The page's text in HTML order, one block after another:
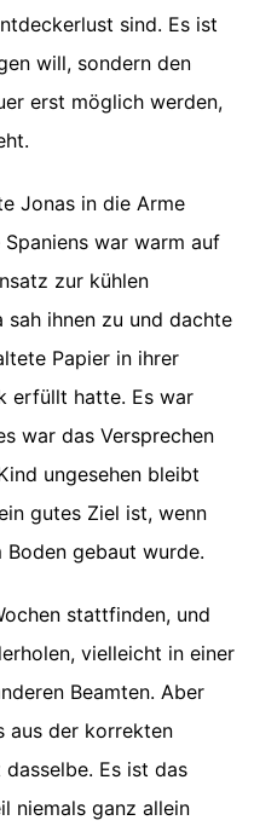
sind. Es ist
will, sondern den
erst möglich werden,
Jonas in die Arme
war warm auf
zur kühlen
sah ihnen zu und dachte
Papier in ihrer
erfüllt hatte. Es war
war das Versprechen
ungesehen bleibt
gutes Ziel ist, wenn
gebaut wurde.
stattfinden, und
vielleicht in einer
Beamten. Aber
aus der korrekten
Es ist das
niemals ganz allein